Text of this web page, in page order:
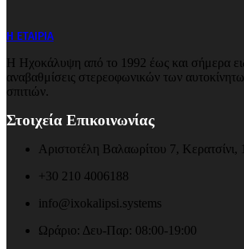
Η ΕΤΑΙΡΙΑ
Η Ηχοκάλυψη από το 1992 έως και σήμερα
αναβαθμίσεις στερεοφωνικών των
σπιτιών.
Στοιχεία Επικοινωνίας
Αριστοτέλη Βαλαωρίτου 7, Κερατσίνι,
+30 210 4006188
info@ixokalipsi.systems
Ωράριο: Δευ-Παρ: 08:00-19:00